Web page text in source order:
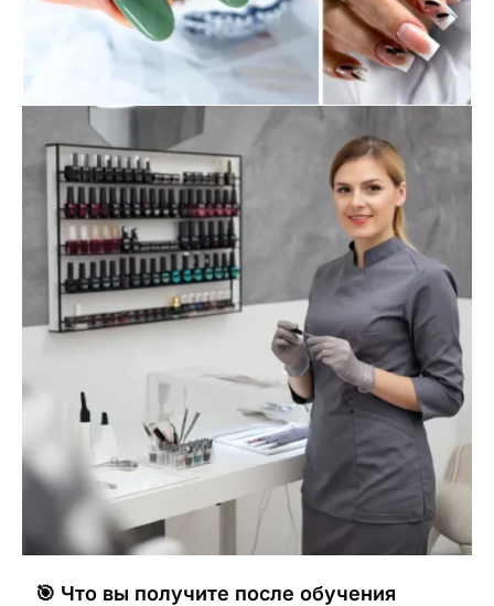
🎯 Что вы получите после обучения